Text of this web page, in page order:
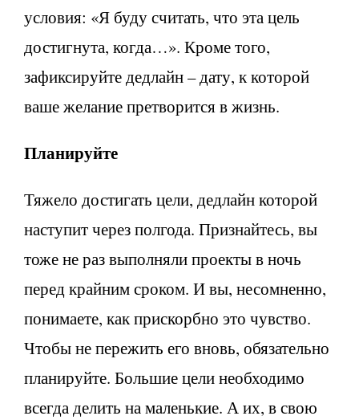
условия: «Я буду считать, что эта цель
достигнута, когда…». Кроме того,
зафиксируйте дедлайн – дату, к которой
ваше желание претворится в жизнь.
Планируйте
Тяжело достигать цели, дедлайн которой
наступит через полгода. Признайтесь, вы
тоже не раз выполняли проекты в ночь
перед крайним сроком. И вы, несомненно,
понимаете, как прискорбно это чувство.
Чтобы не пережить его вновь, обязательно
планируйте. Большие цели необходимо
всегда делить на маленькие. А их, в свою